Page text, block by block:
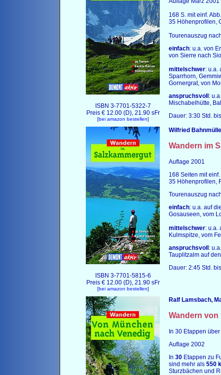
ISBN 3-7701-5322-7
Preis € 12.00 (D), 21.90 sFr
[bei amazon bestellen]
168 S. mit einf.
35 Höhenprofilen,
Tourenauszug
einfach: u.a. von
von Sierre nach
mittelschwer: u.a.
Sparrhorn,
Gornergrat, von
anspruchsvoll :
Mischabelhütte,
Dauer: 3:30 Std.
ISBN 3-7701-5815-6
Preis € 12.00 (D), 21.90 sFr
[bei amazon bestellen]
Wilfried
Wandern im
Auflage 2001
168 Seiten mit
35 Höhenprofilen,
Tourenauszug
einfach: u.a. auf
Gosauseen, vom
mittelschwer: u.a.
Kulmspitze, vom
anspruchsvoll :
Tauplitzalm auf
Dauer: 2:45 Std.
Ralf Lamsbach,
Wandern von
In 30 Etappen
Auflage 2002
In 30Etappen zu
sind mehr als 550
Sturzbächen und